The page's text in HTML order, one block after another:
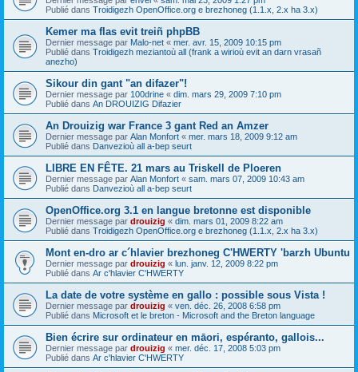
Publié dans Troidigezh OpenOffice.org e brezhoneg (1.1.x, 2.x ha 3.x)
Kemer ma flas evit treiñ phpBB
Dernier message par Malo-net « mer. avr. 15, 2009 10:15 pm
Publié dans Troidigezh meziantoù all (frank a wirioù evit an darn vrasañ
anezho)
Sikour din gant "an difazer"!
Dernier message par 100drine « dim. mars 29, 2009 7:10 pm
Publié dans An DROUIZIG Difazier
An Drouizig war France 3 gant Red an Amzer
Dernier message par Alan Monfort « mer. mars 18, 2009 9:12 am
Publié dans Danvezioù all a-bep seurt
LIBRE EN FÊTE. 21 mars au Triskell de Ploeren
Dernier message par Alan Monfort « sam. mars 07, 2009 10:43 am
Publié dans Danvezioù all a-bep seurt
OpenOffice.org 3.1 en langue bretonne est disponible
Dernier message par drouizig « dim. mars 01, 2009 8:22 am
Publié dans Troidigezh OpenOffice.org e brezhoneg (1.1.x, 2.x ha 3.x)
Mont en-dro ar c´hlavier brezhoneg C'HWERTY 'barzh Ubuntu
Dernier message par drouizig « lun. janv. 12, 2009 8:22 pm
Publié dans Ar c'hlavier C'HWERTY
La date de votre système en gallo : possible sous Vista !
Dernier message par drouizig « ven. déc. 26, 2008 6:58 pm
Publié dans Microsoft et le breton - Microsoft and the Breton language
Bien écrire sur ordinateur en māori, espéranto, gallois...
Dernier message par drouizig « mer. déc. 17, 2008 5:03 pm
Publié dans Ar c'hlavier C'HWERTY